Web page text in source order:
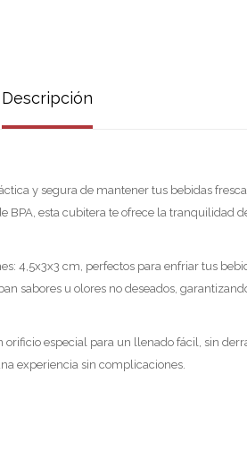
Descripción
y segura de mantener tus bebidas
esta cubitera te ofrece la tranquilidad
4,5x3x3 cm, perfectos para enfriar tus
sabores u olores no deseados,
orificio especial para un llenado fácil, sin
experiencia sin complicaciones.